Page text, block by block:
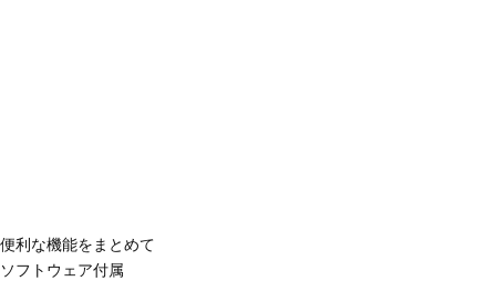
便利な機能をまとめて
ソフトウェア付属